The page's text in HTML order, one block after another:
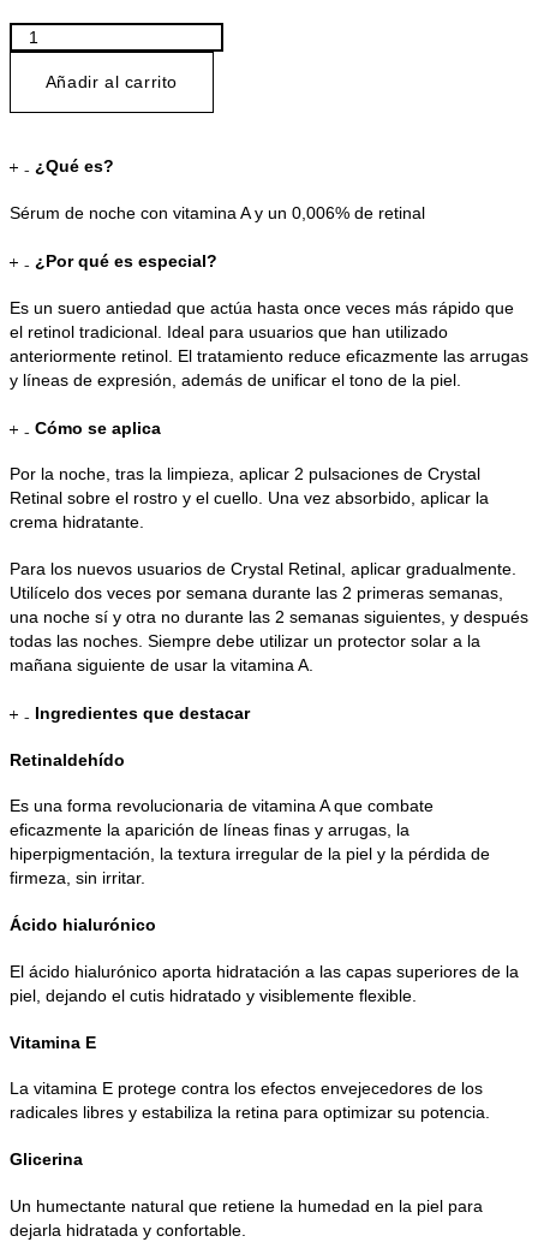
Crystal
Retinal
Añadir al carrito
¿Qué es?
Sérum de noche con vitamina A y un 0,006% de retinal
¿Por qué es especial?
Es un suero antiedad que actúa hasta once veces más rápido que
el retinol tradicional. Ideal para usuarios que han utilizado
anteriormente retinol. El tratamiento reduce eficazmente las arrugas
y líneas de expresión, además de unificar el tono de la piel.
Cómo se aplica
Por la noche, tras la limpieza, aplicar 2 pulsaciones de Crystal
Retinal sobre el rostro y el cuello. Una vez absorbido, aplicar la
crema hidratante.
Para los nuevos usuarios de Crystal Retinal, aplicar gradualmente.
Utilícelo dos veces por semana durante las 2 primeras semanas,
una noche sí y otra no durante las 2 semanas siguientes, y después
todas las noches. Siempre debe utilizar un protector solar a la
mañana siguiente de usar la vitamina A.
Ingredientes que destacar
Retinaldehído
Es una forma revolucionaria de vitamina A que combate
eficazmente la aparición de líneas finas y arrugas, la
hiperpigmentación, la textura irregular de la piel y la pérdida de
firmeza, sin irritar.
Ácido hialurónico
El ácido hialurónico aporta hidratación a las capas superiores de la
piel, dejando el cutis hidratado y visiblemente flexible.
Vitamina E
La vitamina E protege contra los efectos envejecedores de los
radicales libres y estabiliza la retina para optimizar su potencia.
Glicerina
Un humectante natural que retiene la humedad en la piel para
dejarla hidratada y confortable.